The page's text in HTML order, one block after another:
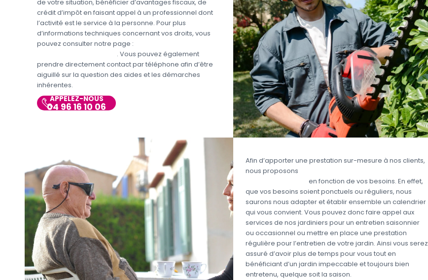
de votre situation, bénéficier d’avantages fiscaux, de
crédit d’impôt en faisant appel à un professionnel dont
l’activité est le service à la personne. Pour plus
d’informations techniques concernant vos droits, vous
pouvez consulter notre page :
. Vous pouvez également
prendre directement contact par téléphone afin d’être
aiguillé sur la question des aides et les démarches
inhérentes.
APPELEZ-NOUS
04 96 16 10 06
Afin d’apporter une prestation sur-mesure à nos clients,
nous proposons
en fonction de vos besoins. En effet,
que vos besoins soient ponctuels ou réguliers, nous
saurons nous adapter et établir ensemble un calendrier
qui vous convient. Vous pouvez donc faire appel aux
services de nos jardiniers pour un entretien saisonnier
ou occasionnel ou mettre en place une prestation
régulière pour l’entretien de votre jardin. Ainsi vous serez
assuré d’avoir plus de temps pour vous tout en
bénéficiant d’un jardin impeccable et toujours bien
entretenu, quelque soit la saison.